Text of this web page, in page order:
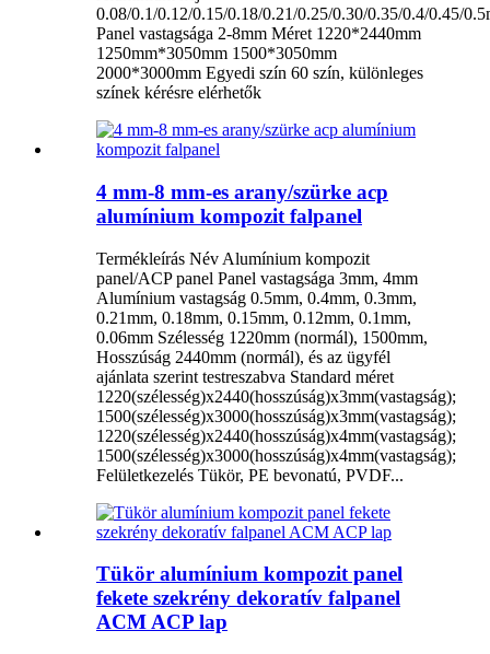
0.08/0.1/0.12/0.15/0.18/0.21/0.25/0.30/0.35/0.4/0.45/
Panel vastagsága 2-8mm Méret 1220*2440mm
1250mm*3050mm 1500*3050mm
2000*3000mm Egyedi szín 60 szín, különleges
színek kérésre elérhetők
4 mm-8 mm-es arany/szürke acp
alumínium kompozit falpanel
Termékleírás Név Alumínium kompozit
panel/ACP panel Panel vastagsága 3mm, 4mm
Alumínium vastagság 0.5mm, 0.4mm, 0.3mm,
0.21mm, 0.18mm, 0.15mm, 0.12mm, 0.1mm,
0.06mm Szélesség 1220mm (normál), 1500mm,
Hosszúság 2440mm (normál), és az ügyfél
ajánlata szerint testreszabva Standard méret
1220(szélesség)x2440(hosszúság)x3mm(vastagság);
1500(szélesség)x3000(hosszúság)x3mm(vastagság);
1220(szélesség)x2440(hosszúság)x4mm(vastagság);
1500(szélesség)x3000(hosszúság)x4mm(vastagság);
Felületkezelés Tükör, PE bevonatú, PVDF...
Tükör alumínium kompozit panel
fekete szekrény dekoratív falpanel
ACM ACP lap